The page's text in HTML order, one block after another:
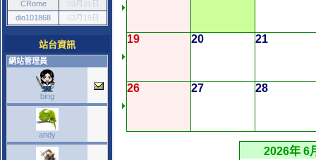
CRome
03月21日
dio101868
03月19日
站台資訊
網站管理員
bing
andy
19 20 21
26 27 28
2026年 6